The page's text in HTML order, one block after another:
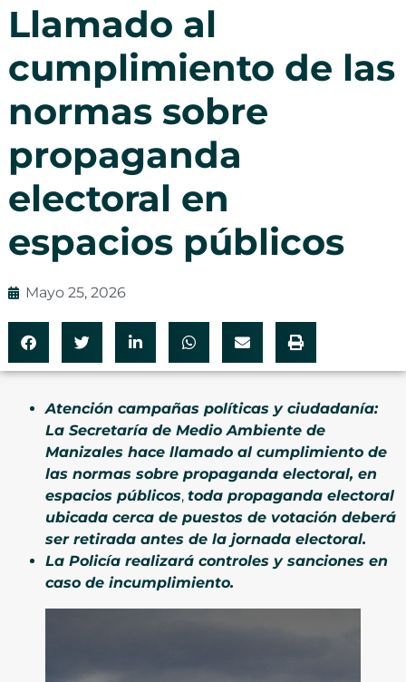
Llamado al
cumplimiento de las
normas sobre
propaganda
electoral en
espacios públicos
Mayo 25, 2026
Atención campañas políticas y ciudadanía:
La Secretaría de Medio Ambiente de
Manizales hace llamado al cumplimiento de
las normas sobre propaganda electoral, en
espacios públicos, toda propaganda electoral
ubicada cerca de puestos de votación deberá
ser retirada antes de la jornada electoral.
La Policía realizará controles y sanciones en
caso de incumplimiento.